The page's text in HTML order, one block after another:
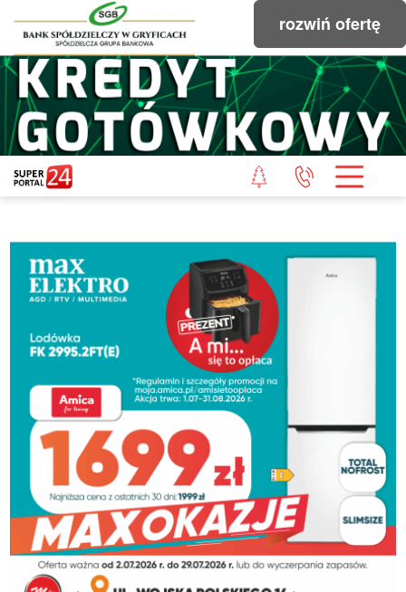
rozwiń ofertę
STRONA GŁÓWNA
POWIAT GRYFICKI
WIADOMOŚCI Z LASU
STUDIO SUPERPORTALU
REDAKCJA
REGULAMIN